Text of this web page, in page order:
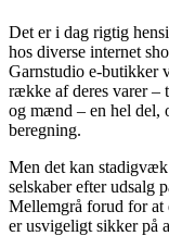
Det er i dag rigtig
hos diverse internet
Garnstudio e-butikker
række af deres varer –
og mænd – en hel del,
beregning.
Men det kan
selskaber efter udsalg
Mellemgrå forud for at
er usvigeligt sikker på